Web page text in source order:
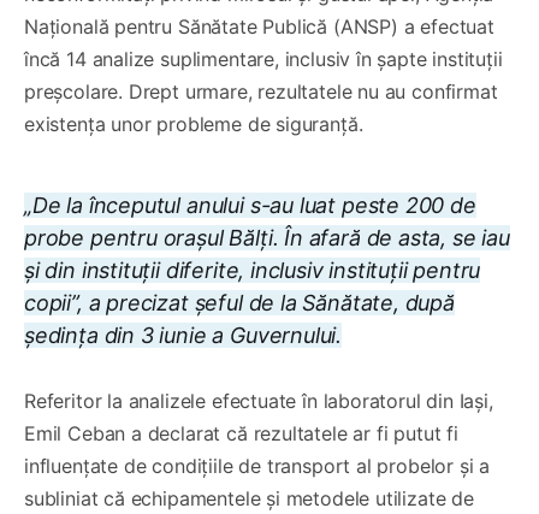
Națională pentru Sănătate Publică (ANSP) a efectuat
încă 14 analize suplimentare, inclusiv în șapte instituții
preșcolare. Drept urmare, rezultatele nu au confirmat
existența unor probleme de siguranță.
„De la începutul anului s-au luat peste 200 de
probe pentru orașul Bălți. În afară de asta, se iau
și din instituții diferite, inclusiv instituții pentru
copii”, a precizat șeful de la Sănătate, după
ședința din 3 iunie a Guvernului.
Referitor la analizele efectuate în laboratorul din Iași,
Emil Ceban a declarat că rezultatele ar fi putut fi
influențate de condițiile de transport al probelor și a
subliniat că echipamentele și metodele utilizate de